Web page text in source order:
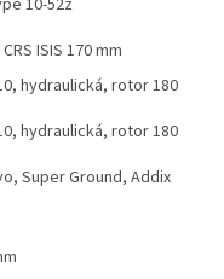
10-52z
ISIS 170 mm
hydraulická, rotor 180
hydraulická, rotor 180
Super Ground, Addix